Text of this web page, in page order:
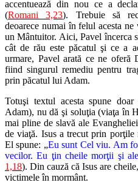
accentuează din nou ce a
(Romani 3,23). Trebuie să
deoarece numai în felul acesta
un Mântuitor. Aici, Pavel încerca
cât de rău este păcatul şi ce a
urmare, Pavel arată ce ne oferă
fiind singurul remediu pentru
prin păcatul lui Adam.
Totuşi textul acesta spune
Adam), nu dă şi soluţia (viaţa în
mai pline de slavă ale
de viaţă. Isus a trecut prin
El spune: „Eu sunt Cel viu. Am
vecilor. Eu ţin cheile morţii şi
1,18). Din cauză că Isus are
victimele în mormânt.